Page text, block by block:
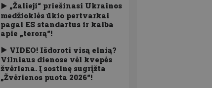
„Žalieji“ priešinasi Ukrainos
medžioklės ūkio pertvarkai
pagal ES standartus ir kalba
apie „terorą“!
VIDEO! Išdoroti visą elnią?
Vilniaus dienose vėl kvepės
žvėriena. Į sostinę sugrįžta
„Žvėrienos puota 2026“!